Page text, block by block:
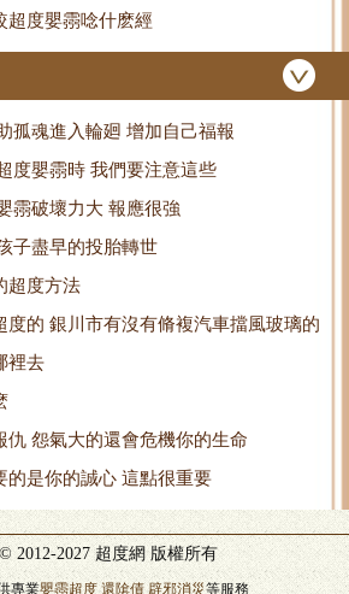
超度嬰霛唸什麽經
孤魂進入輪廻 增加自己福報
度嬰霛時 我們要注意這些
霛破壞力大 報應很強
子盡早的投胎轉世
超度方法
度的 銀川市有沒有脩複汽車擋風玻璃的
裡去
仇 怨氣大的還會危機你的生命
的是你的誠心 這點很重要
2012-2027 超度網 版權所有
專業嬰霛超度 還隂債 辟邪消災等服務